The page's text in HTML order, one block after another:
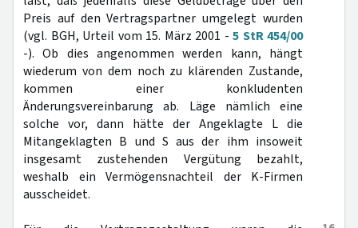
Preis auf den Vertragspartner umgelegt wurden
(vgl. BGH, Urteil vom 15. März 2001 - 5 StR 454/00
-). Ob dies angenommen werden kann, hängt
wiederum von dem noch zu klärenden Zustande,
kommen einer konkludenten
Änderungsvereinbarung ab. Läge nämlich eine
solche vor, dann hätte der Angeklagte L die
Mitangeklagten B und S aus der ihm insoweit
insgesamt zustehenden Vergütung bezahlt,
weshalb ein Vermögensnachteil der K-Firmen
ausscheidet.